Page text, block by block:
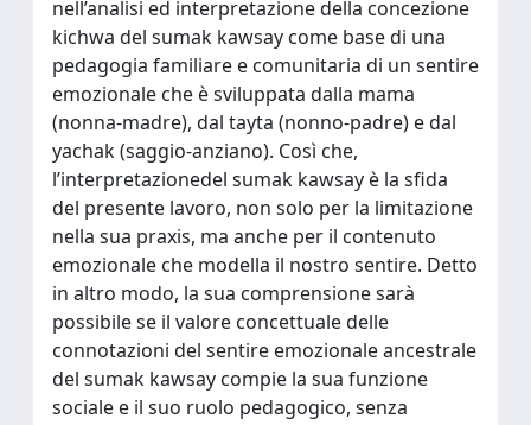
nell’analisi ed interpretazione della concezione
kichwa del sumak kawsay come base di una
pedagogia familiare e comunitaria di un sentire
emozionale che è sviluppata dalla mama
(nonna-madre), dal tayta (nonno-padre) e dal
yachak (saggio-anziano). Così che,
l’interpretazionedel sumak kawsay è la sfida
del presente lavoro, non solo per la limitazione
nella sua praxis, ma anche per il contenuto
emozionale che modella il nostro sentire. Detto
in altro modo, la sua comprensione sarà
possibile se il valore concettuale delle
connotazioni del sentire emozionale ancestrale
del sumak kawsay compie la sua funzione
sociale e il suo ruolo pedagogico, senza